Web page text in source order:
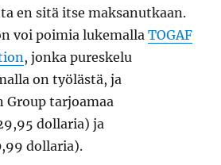
en sitä itse maksanutkaan.
voi poimia lukemallaTOGAF
, jonka pureskelu
on työlästä, ja
Group tarjoamaa
dollaria) ja
dollaria).